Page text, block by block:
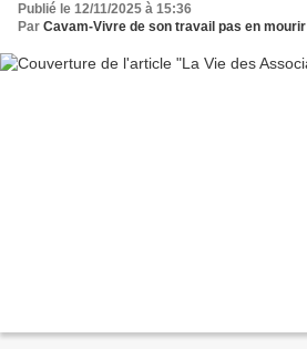
Publié le 12/11/2025 à 15:36
Par Cavam-Vivre de son travail pas en mourir